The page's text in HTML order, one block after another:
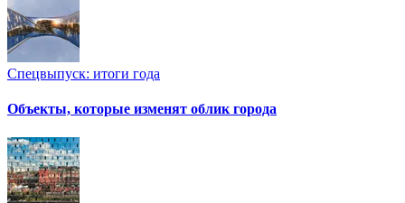
Спецвыпуск: итоги года
Объекты, которые изменят облик города